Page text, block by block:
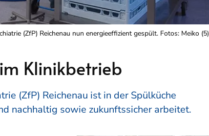
(ZfP) Reichenau nun energieeffizient gespült. Fotos: Meiko (5)
Klinikbetrieb
(ZfP) Reichenau ist in der Spülküche
nachhaltig sowie zukunftssicher arbeitet.